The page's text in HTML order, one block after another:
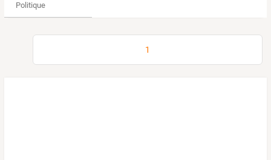
Politique
1